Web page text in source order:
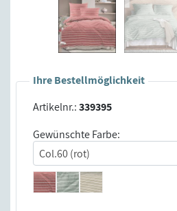
Ihre Bestellmöglichkeit
Artikelnr.:339395
Gewünschte Farbe:
Col.60 (rot)